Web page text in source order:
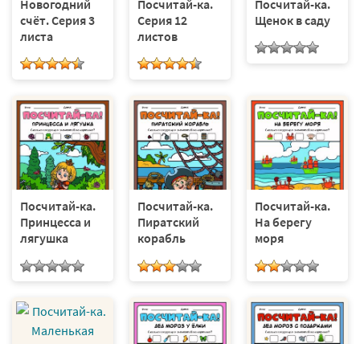
Новогодний
счёт. Серия 3
листа
Посчитай-ка.
Серия 12
листов
Посчитай-ка.
Щенок в саду
Посчитай-ка.
Принцесса и
лягушка
Посчитай-ка.
Пиратский
корабль
Посчитай-ка.
На берегу
моря